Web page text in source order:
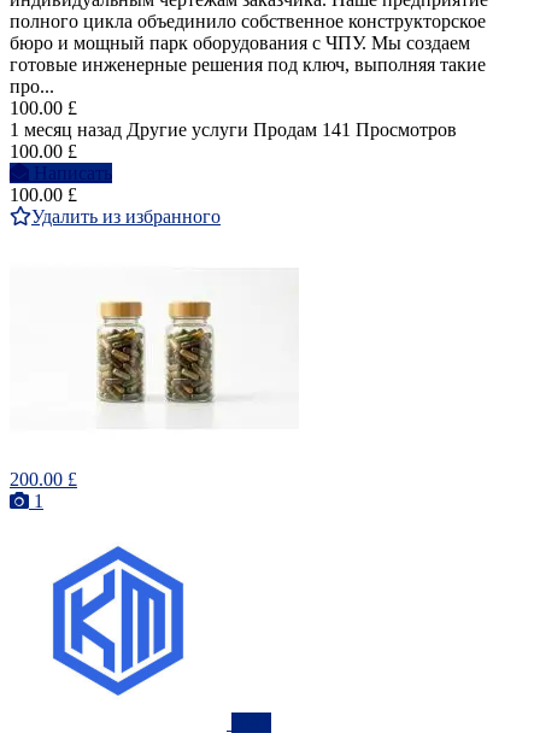
полного цикла объединило собственное конструкторское
бюро и мощный парк оборудования с ЧПУ. Мы создаем
готовые инженерные решения под ключ, выполняя такие
про...
100.00 £
1 месяц назад Другие услуги Продам 141 Просмотров
100.00 £
Написать
100.00 £
Удалить из избранного
200.00 £
1